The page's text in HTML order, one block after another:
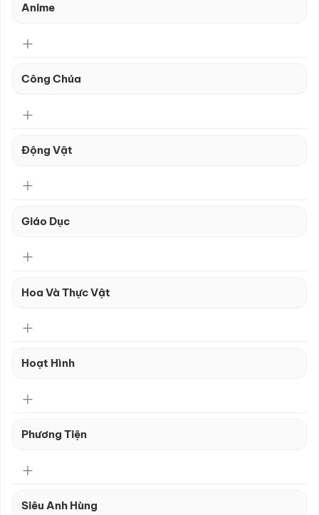
Anime
Công Chúa
Động Vật
Giáo Dục
Hoa Và Thực Vật
Hoạt Hình
Phương Tiện
Siêu Anh Hùng